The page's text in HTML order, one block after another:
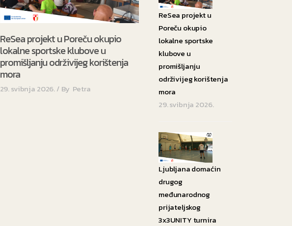
ReSea projekt u Poreču okupio
lokalne sportske klubove u
promišljanju održivijeg korištenja
mora
29. svibnja 2026. By Petra
ReSea projekt u
Poreču okupio
lokalne sportske
klubove u
promišljanju
održivijeg korištenja
mora
29. svibnja 2026.
Ljubljana domaćin
drugog
međunarodnog
prijateljskog
3x3UNITY turnira